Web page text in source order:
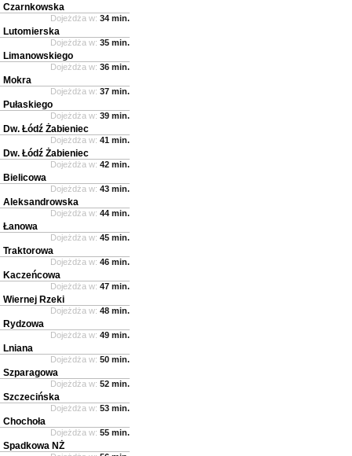
Czarnkowska
Dojeżdża w: 34 min.
Lutomierska
Dojeżdża w: 35 min.
Limanowskiego
Dojeżdża w: 36 min.
Mokra
Dojeżdża w: 37 min.
Pułaskiego
Dojeżdża w: 39 min.
Dw. Łódź Żabieniec
Dojeżdża w: 41 min.
Dw. Łódź Żabieniec
Dojeżdża w: 42 min.
Bielicowa
Dojeżdża w: 43 min.
Aleksandrowska
Dojeżdża w: 44 min.
Łanowa
Dojeżdża w: 45 min.
Traktorowa
Dojeżdża w: 46 min.
Kaczeńcowa
Dojeżdża w: 47 min.
Wiernej Rzeki
Dojeżdża w: 48 min.
Rydzowa
Dojeżdża w: 49 min.
Lniana
Dojeżdża w: 50 min.
Szparagowa
Dojeżdża w: 52 min.
Szczecińska
Dojeżdża w: 53 min.
Chochoła
Dojeżdża w: 55 min.
Spadkowa NŻ